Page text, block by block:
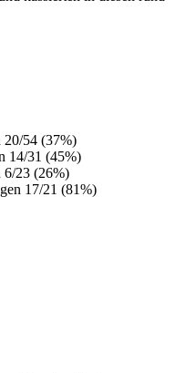
54 (37%)
14/31 (45%)
23 (26%)
17/21 (81%)